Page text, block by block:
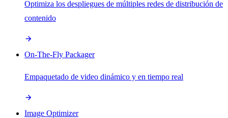
Optimiza los despliegues de múltiples redes de distribución de
contenido
On-The-Fly Packager
Empaquetado de video dinámico y en tiempo real
Image Optimizer